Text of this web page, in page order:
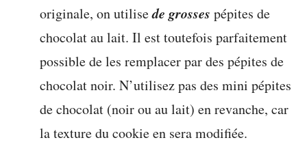
originale, on utilisede grosses pépites de
chocolat au lait. Il est toutefois parfaitement
possible de les remplacer par des pépites de
chocolat noir. N’utilisez pas des mini pépites
de chocolat (noir ou au lait) en revanche, car
la texture du cookie en sera modifiée.